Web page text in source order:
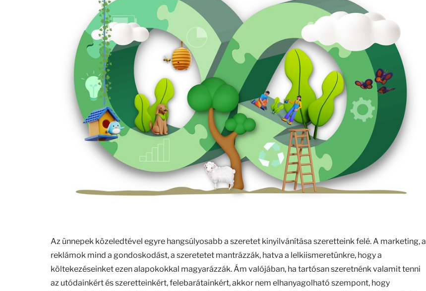
Az ünnepek közeledtével egyre hangsúlyosabb a szeretet kinyilvánítása szeretteink felé. A marketing, a
reklámok mind a gondoskodást, a szeretetet mantrázzák, hatva a lelkiismeretünkre, hogy a
költekezéseinket ezen alapokokkal magyarázzák. Ám valójában, ha tartósan szeretnénk valamit tenni
az utódainkért és szeretteinkért, felebarátainkért, akkor nem elhanyagolható szempont, hogy